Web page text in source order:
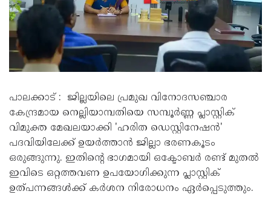
പാലക്കാട് : ജില്ലയിലെ പ്രമുഖ വിനോദസഞ്ചാര
കേന്ദ്രമായ നെല്ലിയാമ്പതിയെ സമ്പൂർണ്ണ പ്ലാസ്റ്റിക്
വിമുക്ത മേഖലയാക്കി 'ഹരിത ഡെസ്റ്റിനേഷൻ'
പദവിയിലേക്ക് ഉയർത്താൻ ജില്ലാ ഭരണകൂടം
ഒരുങ്ങുന്നു. ഇതിന്റെ ഭാഗമായി ഒക്ടോബർ രണ്ട് മുതൽ
ഇവിടെ ഒറ്റത്തവണ ഉപയോഗിക്കുന്ന പ്ലാസ്റ്റിക്
ഉത്പന്നങ്ങൾക്ക് കർശന നിരോധനം ഏർപ്പെടുത്തും.